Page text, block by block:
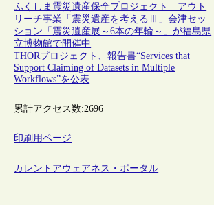
ふくしま震災遺産保全プロジェクト アウト
リーチ事業「震災遺産を考えるⅢ」会津セッ
ション「震災遺産展～6本の年輪～」が福島県
立博物館で開催中
THORプロジェクト、報告書“Services that
Support Claiming of Datasets in Multiple
Workflows”を公表
累計アクセス数:2696
印刷用ページ
カレントアウェアネス・ポータル